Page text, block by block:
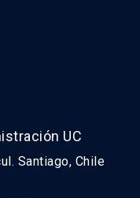
UC
Santiago, Chile